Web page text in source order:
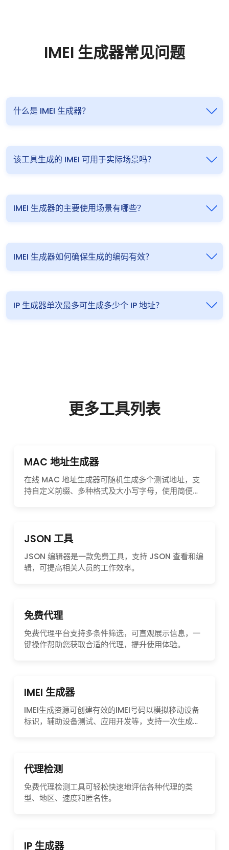
IMEI 生成器常见问题
什么是 IMEI 生成器？
该工具生成的 IMEI 可用于实际场景吗？
IMEI 生成器的主要使用场景有哪些？
IMEI 生成器如何确保生成的编码有效？
IP 生成器单次最多可生成多少个 IP 地址？
更多工具列表
MAC 地址生成器
在线 MAC 地址生成器可随机生成多个测试地址，支
持自定义前缀、多种格式及大小写字母，使用简便且
JSON 工具
JSON 编辑器是一款免费工具，支持 JSON 查看和编
辑，可提高相关人员的工作效率。
免费代理
免费代理平台支持多条件筛选，可直观展示信息，一
键操作帮助您获取合适的代理，提升使用体验。
IMEI 生成器
IMEI生成资源可创建有效的IMEI号码以模拟移动设备
标识，辅助设备测试、应用开发等，支持一次生成
代理检测
免费代理检测工具可轻松快速地评估各种代理的类
型、地区、速度和匿名性。
IP 生成器